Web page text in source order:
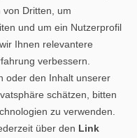
von Dritten, um
und um ein Nutzerprofil
Ihnen relevantere
verbessern.
oder den Inhalt unserer
schätzen, bitten
zu verwenden.
über den Link